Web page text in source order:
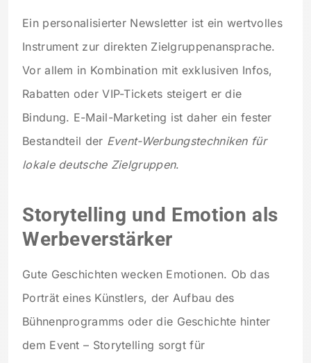
Ein personalisierter Newsletter ist ein wertvolles
Instrument zur direkten Zielgruppenansprache.
Vor allem in Kombination mit exklusiven Infos,
Rabatten oder VIP-Tickets steigert er die
Bindung. E-Mail-Marketing ist daher ein fester
Bestandteil der Event-Werbungstechniken für
lokale deutsche Zielgruppen.
Storytelling und Emotion als
Werbeverstärker
Gute Geschichten wecken Emotionen. Ob das
Porträt eines Künstlers, der Aufbau des
Bühnenprogramms oder die Geschichte hinter
dem Event – Storytelling sorgt für